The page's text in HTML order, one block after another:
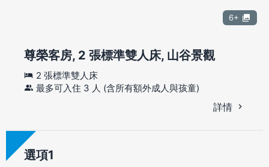
6+
尊榮客房, 2 張標準雙人床, 山谷景觀
2 張標準雙人床
最多可入住 3 人 (含所有額外成人與孩童)
詳情
選項